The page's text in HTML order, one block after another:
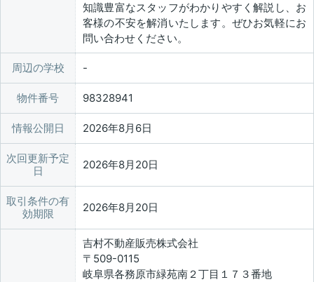
知識豊富なスタッフがわかりやすく解説し、お
客様の不安を解消いたします。ぜひお気軽にお
問い合わせください。
周辺の学校
物件番号 98328941
情報公開日 2026年8月6日
次回更新予定
日
2026年8月20日
取引条件の有
効期限
2026年8月20日
吉村不動産販売株式会社
〒509-0115
岐阜県各務原市緑苑南２丁目１７３番地